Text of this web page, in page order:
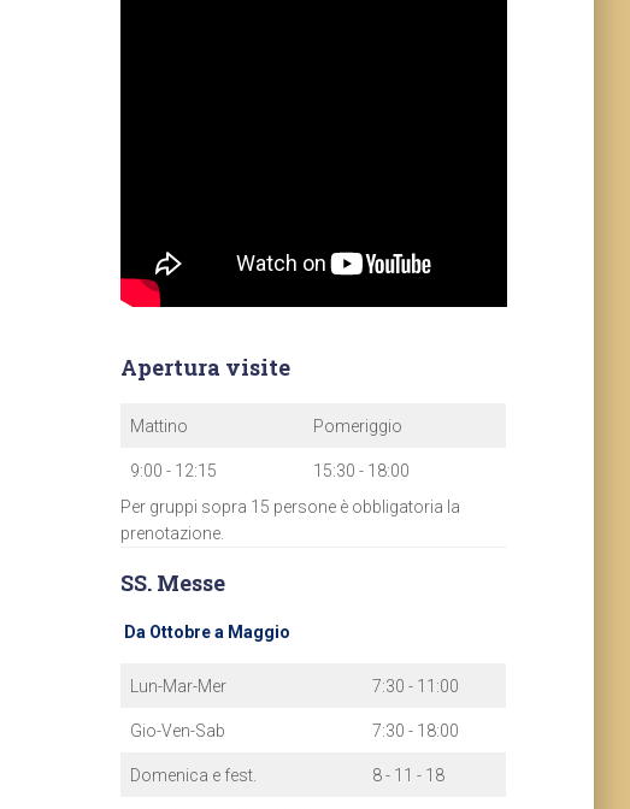
Apertura visite
Mattino Pomeriggio
9:00 - 12:15
15:30 - 18:00
Per gruppi sopra 15 persone è obbligatoria la
prenotazione.
SS. Messe
Da Ottobre a Maggio
Lun-Mar-Mer 7:30 - 11:00
Gio-Ven-Sab 7:30 - 18:00
Domenica e fest. 8 - 11 - 18